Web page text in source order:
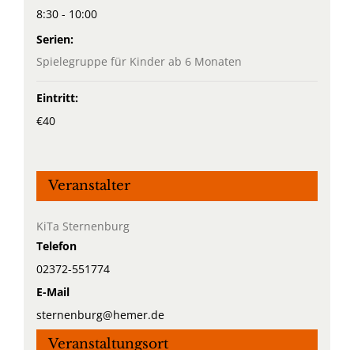
8:30 - 10:00
Serien:
Spielegruppe für Kinder ab 6 Monaten
Eintritt:
€40
Veranstaltungsort
Veranstalter
KiTa Sternenburg
Telefon
02372-551774
E-Mail
sternenburg@hemer.de